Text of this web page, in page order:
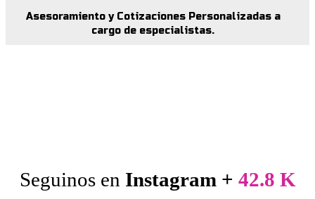
Asesoramiento y Cotizaciones Personalizadas a
cargo de especialistas.
Seguinos en Instagram + 42.8 K